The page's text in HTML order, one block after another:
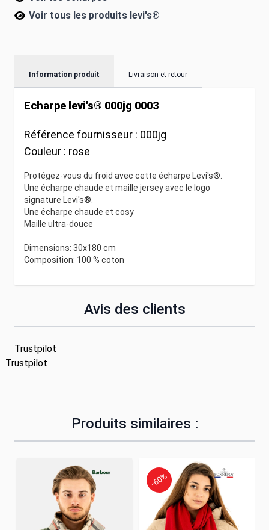
Voir tous les produits levi's®
Information produit Livraison et retour
Echarpe levi's® 000jg 0003
Référence fournisseur : 000jg
Couleur : rose
Protégez-vous du froid avec cette écharpe Levi's®.
Une écharpe chaude et maille jersey avec le logo
signature Levi's®.
Une écharpe chaude et cosy
Maille ultra-douce
Dimensions: 30x180 cm
Composition: 100 % coton
Avis des clients
Trustpilot
Trustpilot
Produits similaires :
-60%